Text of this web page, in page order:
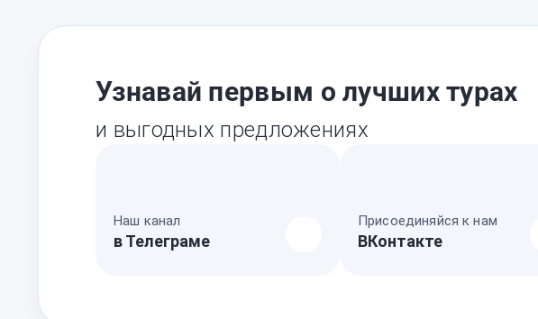
Узнавай первым о лучших турах
и выгодных предложениях
Наш канал
в Телеграме
Присоединяйся к нам
ВКонтакте